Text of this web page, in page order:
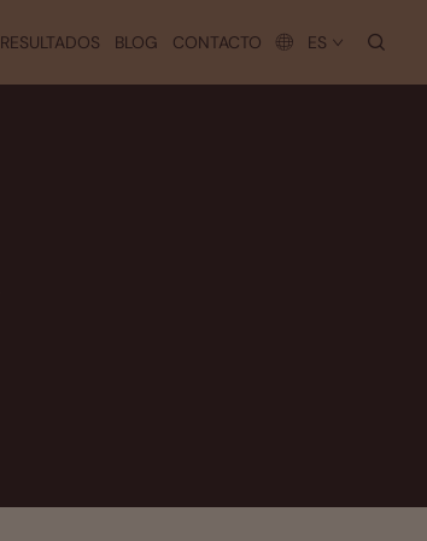
RESULTADOS BLOG CONTACTO ES